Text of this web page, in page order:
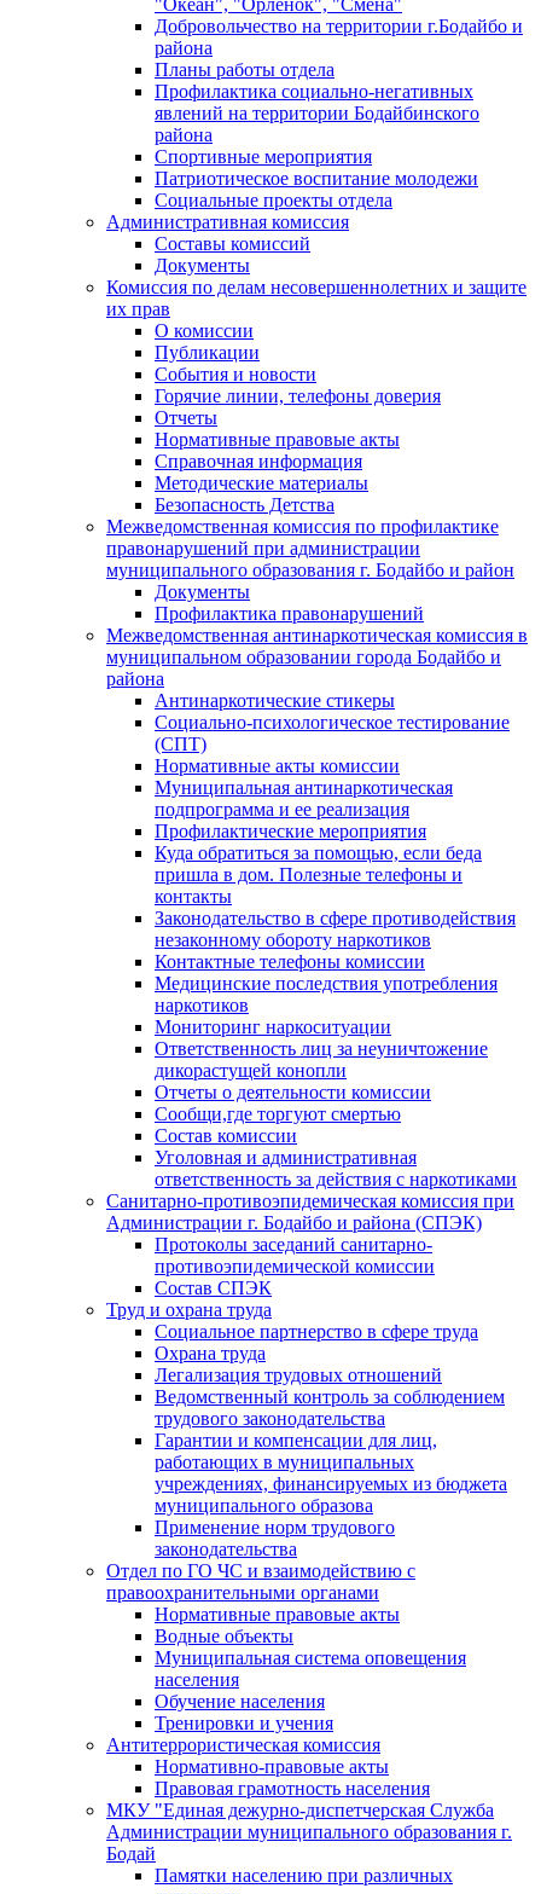
"Океан", "Орленок", "Смена"
Добровольчество на территории г.Бодайбо и
района
Планы работы отдела
Профилактика социально-негативных
явлений на территории Бодайбинского
района
Спортивные мероприятия
Патриотическое воспитание молодежи
Социальные проекты отдела
Административная комиссия
Составы комиссий
Документы
Комиссия по делам несовершеннолетних и защите
их прав
О комиссии
Публикации
События и новости
Горячие линии, телефоны доверия
Отчеты
Нормативные правовые акты
Справочная информация
Методические материалы
Безопасность Детства
Межведомственная комиссия по профилактике
правонарушений при администрации
муниципального образования г. Бодайбо и район
Документы
Профилактика правонарушений
Межведомственная антинаркотическая комиссия в
муниципальном образовании города Бодайбо и
района
Антинаркотические стикеры
Социально-психологическое тестирование
(СПТ)
Нормативные акты комиссии
Муниципальная антинаркотическая
подпрограмма и ее реализация
Профилактические мероприятия
Куда обратиться за помощью, если беда
пришла в дом. Полезные телефоны и
контакты
Законодательство в сфере противодействия
незаконному обороту наркотиков
Контактные телефоны комиссии
Медицинские последствия употребления
наркотиков
Мониторинг наркоситуации
Ответственность лиц за неуничтожение
дикорастущей конопли
Отчеты о деятельности комиссии
Сообщи,где торгуют смертью
Состав комиссии
Уголовная и административная
ответственность за действия с наркотиками
Санитарно-противоэпидемическая комиссия при
Администрации г. Бодайбо и района (СПЭК)
Протоколы заседаний санитарно-
противоэпидемической комиссии
Состав СПЭК
Труд и охрана труда
Социальное партнерство в сфере труда
Охрана труда
Легализация трудовых отношений
Ведомственный контроль за соблюдением
трудового законодательства
Гарантии и компенсации для лиц,
работающих в муниципальных
учреждениях, финансируемых из бюджета
муниципального образова
Применение норм трудового
законодательства
Отдел по ГО ЧС и взаимодействию с
правоохранительными органами
Нормативные правовые акты
Водные объекты
Муниципальная система оповещения
населения
Обучение населения
Тренировки и учения
Антитеррористическая комиссия
Нормативно-правовые акты
Правовая грамотность населения
МКУ "Единая дежурно-диспетчерская Служба
Администрации муниципального образования г.
Бодай
Памятки населению при различных